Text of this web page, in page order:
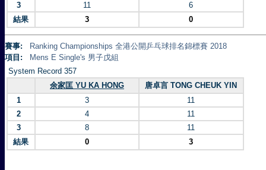
3
11
6
結果
3 0
賽事:
Ranking Championships 全港公開乒乓球排名錦標賽 2018
項目:
Mens E Single's 男子戊組
System Record 357
余家匡 YU KA HONG
唐卓言 TONG CHEUK YIN
1
3
11
2
4
11
3
8
11
結果
0 3